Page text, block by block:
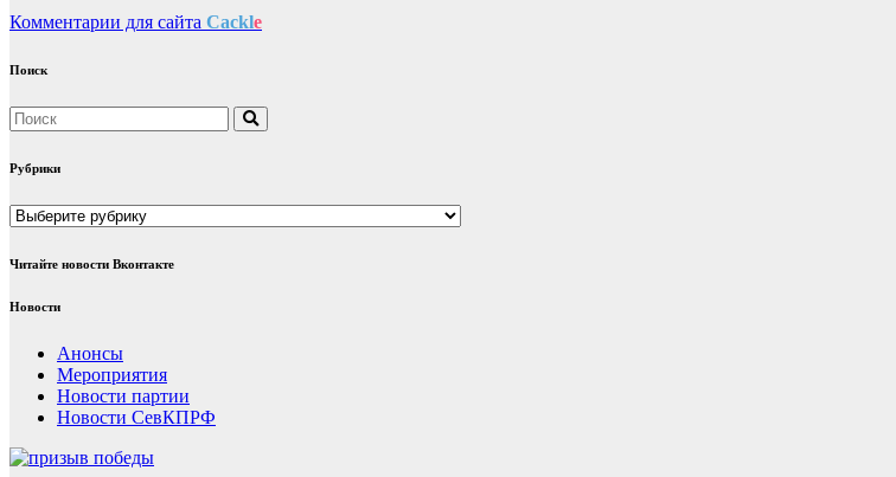
Комментарии для сайта Cackle
Поиск
Рубрики
Рубрики
Читайте новости Вконтакте
Новости
Анонсы
Мероприятия
Новости партии
Новости СевКПРФ